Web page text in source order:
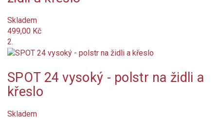
jednobarevný
káro / kostka
květinový
proužek
Skladem
499,00 Kč
2.
SPOT 24 vysoký - polstr na židli a
křeslo
Skladem